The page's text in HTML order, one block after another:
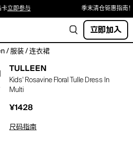
立即参与 季末清仓钜惠指南！
立即加入
/ 服装 / 连衣裙
TULLEEN
Kids' Rosavine Floral Tulle Dress In
Multi
¥1428
尺码指南